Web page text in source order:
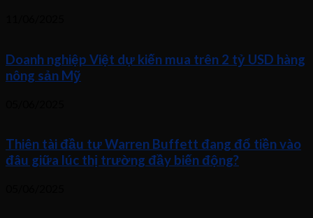
Doanh nghiệp Việt dự kiến mua trên 2 tỷ USD hàng
nông sản Mỹ
Thiên tài đầu tư Warren Buffett đang đổ tiền vào
đâu giữa lúc thị trường đầy biến động?